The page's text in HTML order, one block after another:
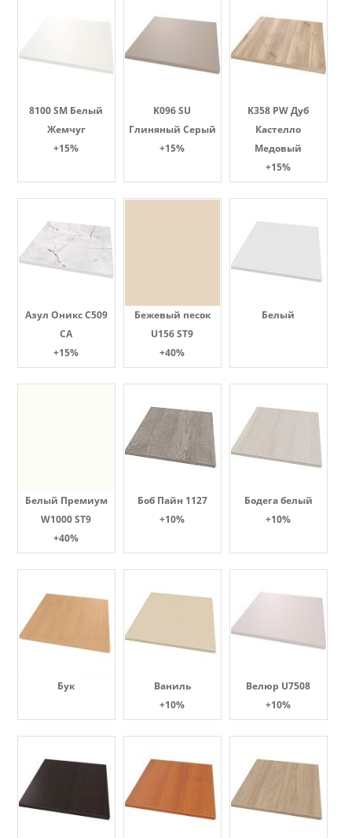
8100 SM Белый
Жемчуг
+15%
K096 SU
Глиняный Серый
+15%
K358 PW Дуб
Кастелло
Медовый
+15%
Азул Оникс С509
СА
+15%
Бежевый песок
U156 ST9
+40%
Белый
Белый Премиум
W1000 ST9
+40%
Боб Пайн 1127
+10%
Бодега белый
+10%
Бук
Ваниль
+10%
Велюр U7508
+10%